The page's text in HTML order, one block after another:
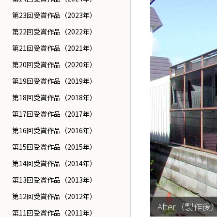
第23回受賞作品（2023年）
第22回受賞作品（2022年）
第21回受賞作品（2021年）
第20回受賞作品（2020年）
第19回受賞作品（2019年）
第18回受賞作品（2018年）
第17回受賞作品（2017年）
第16回受賞作品（2016年）
第15回受賞作品（2015年）
第14回受賞作品（2014年）
第13回受賞作品（2013年）
第12回受賞作品（2012年）
第11回受賞作品（2011年）
After（製作後